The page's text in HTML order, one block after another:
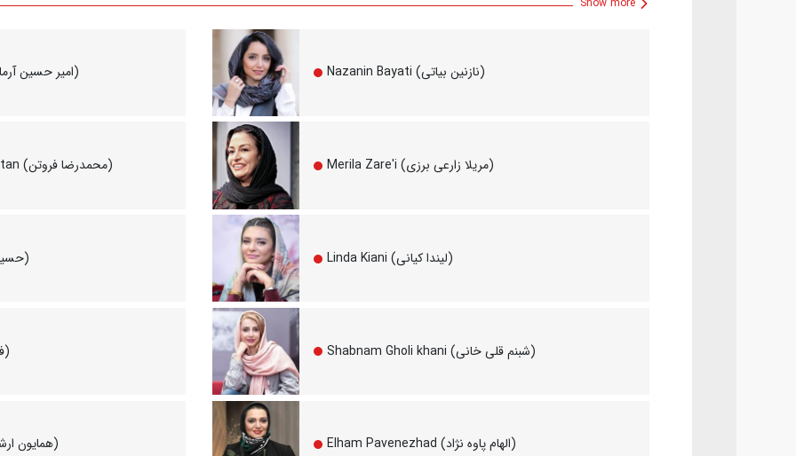
Amir Hossein Arman (امیر حسین آرمان) Nazanin Bayati (نازنین بیاتی)
Mohammad Reza Foroutan (محمدرضا فروتن) Merila Zare'i (مریلا زارعی برزی)
Hossein Pakdel (حسین پاکدل) Linda Kiani (لیندا کیانی)
Farzad Farzin (فرزاد فرزین) Shabnam Gholi khani (شبنم قلی خانی)
Homayoun Ershadi (همایون ارشادی) Elham Pavenezhad (الهام پاوه‌ نژاد)